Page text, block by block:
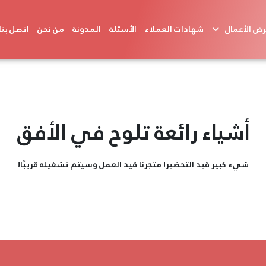
الأعمال شهادات العملاء الأسئلة المدونة من نحن اتصل بنا
أشياء رائعة تلوح في الأفق
شيء كبير قيد التحضير! متجرنا قيد العمل وسيتم تشغيله قريبًا!